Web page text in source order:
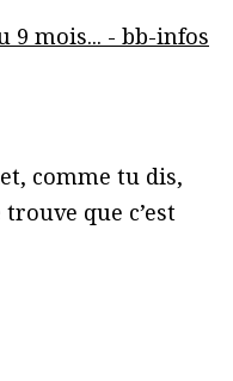
9 mois... - bb-infos
comme tu dis,
que c’est